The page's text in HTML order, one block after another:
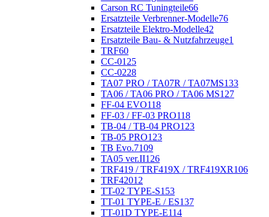
Carson RC Tuningteile66
Ersatzteile Verbrenner-Modelle76
Ersatzteile Elektro-Modelle42
Ersatzteile Bau- & Nutzfahrzeuge1
TRF60
CC-01 25
CC-0228
TA07 PRO / TA07R / TA07MS133
TA06 / TA06 PRO / TA06 MS127
FF-04 EVO118
FF-03 / FF-03 PRO118
TB-04 / TB-04 PRO123
TB-05 PRO123
TB Evo.7109
TA05 ver.II126
TRF419 / TRF419X / TRF419XR106
TRF42012
TT-02 TYPE-S153
TT-01 TYPE-E / ES137
TT-01D TYPE-E114